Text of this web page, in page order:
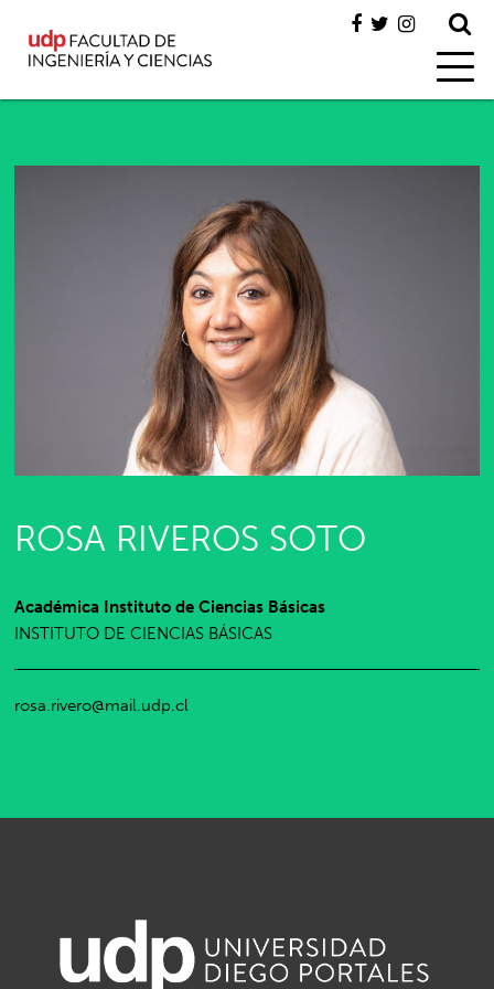
ROSA RIVEROS SOTO
Académica Instituto de Ciencias Básicas
INSTITUTO DE CIENCIAS BÁSICAS
rosa.rivero@mail.udp.cl